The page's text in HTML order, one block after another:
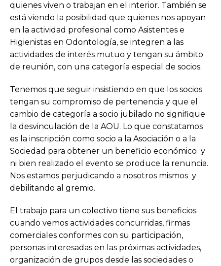
quienes viven o trabajan en el interior. También se
está viendo la posibilidad que quienes nos apoyan
en la actividad profesional como Asistentes e
Higienistas en Odontología, se integren a las
actividades de interés mutuo y tengan su ámbito
de reunión, con una categoría especial de socios.
Tenemos que seguir insistiendo en que los socios
tengan su compromiso de pertenencia y que el
cambio de categoría a socio jubilado no signifique
la desvinculación de la AOU. Lo que constatamos
es la inscripción como socio a la Asociación o a la
Sociedad para obtener un beneficio económico y
ni bien realizado el evento se produce la renuncia.
Nos estamos perjudicando a nosotros mismos y
debilitando al gremio.
El trabajo para un colectivo tiene sus beneficios
cuando vemos actividades concurridas, firmas
comerciales conformes con su participación,
personas interesadas en las próximas actividades,
organización de grupos desde las sociedades o